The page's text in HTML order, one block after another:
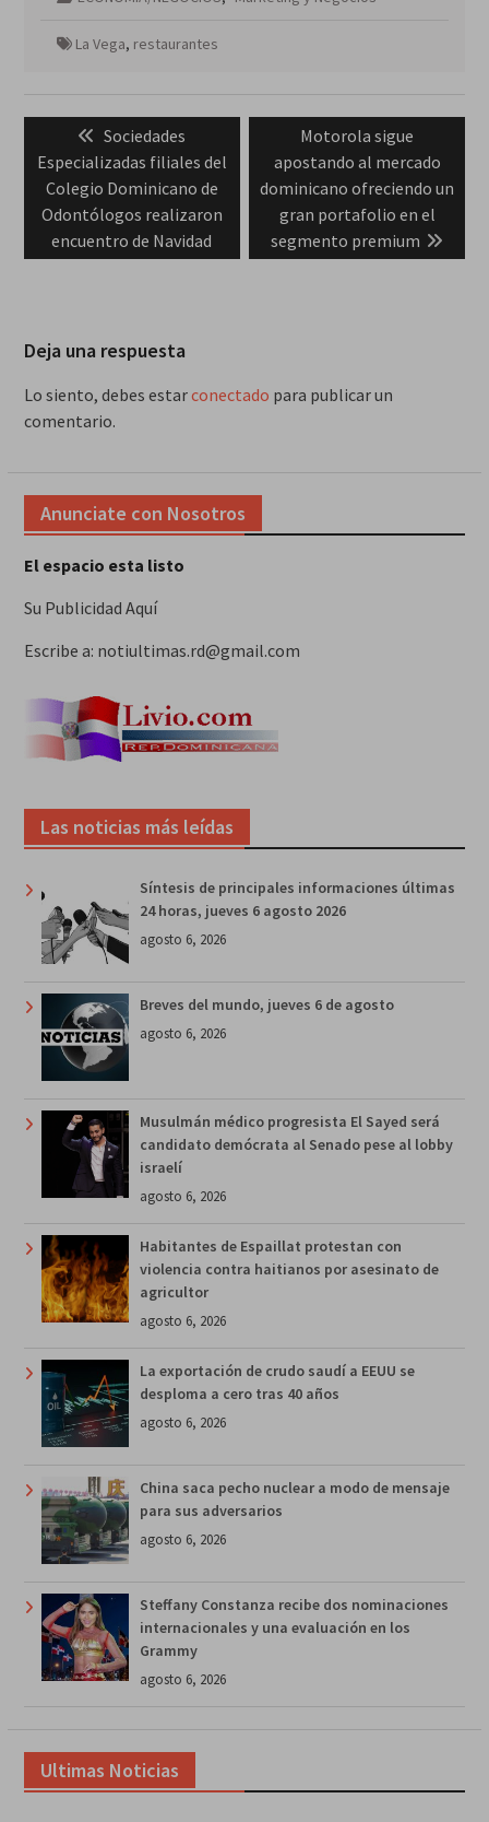
La Vega, restaurantes
entradas
Previous
post:
Sociedades
Especializadas filiales del
Colegio Dominicano de
Odontólogos realizaron
encuentro de Navidad
Next
post:
Motorola sigue
apostando al mercado
dominicano ofreciendo un
gran portafolio en el
segmento premium
Deja una respuesta
Lo siento, debes estarconectado para publicar un
comentario.
Anunciate con Nosotros
El espacio esta listo
Su Publicidad Aquí
Escribe a: notiultimas.rd@gmail.com
Las noticias más leídas
Síntesis de principales informaciones últimas
24 horas, jueves 6 agosto 2026
agosto 6, 2026
Breves del mundo, jueves 6 de agosto
agosto 6, 2026
Musulmán médico progresista El Sayed será
candidato demócrata al Senado pese al lobby
israelí
agosto 6, 2026
Habitantes de Espaillat protestan con
violencia contra haitianos por asesinato de
agricultor
agosto 6, 2026
La exportación de crudo saudí a EEUU se
desploma a cero tras 40 años
agosto 6, 2026
China saca pecho nuclear a modo de mensaje
para sus adversarios
agosto 6, 2026
Steffany Constanza recibe dos nominaciones
internacionales y una evaluación en los
Grammy
agosto 6, 2026
Ultimas Noticias